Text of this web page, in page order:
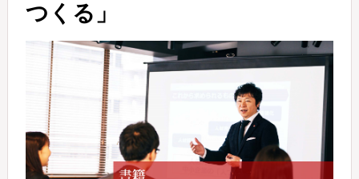
つくる」